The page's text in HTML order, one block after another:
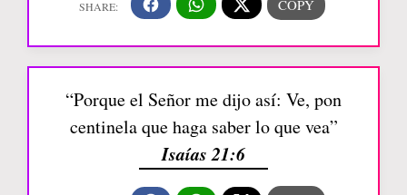
“Porque el Señor me dijo así: Ve, pon
centinela que haga saber lo que vea”
Isaías 21:6